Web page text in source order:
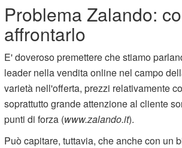
Problema Zalando:
affrontarlo
E' doveroso premettere che stiamo
leader nella vendita online nel campo
varietà nell'offerta, prezzi relativamente
soprattutto grande attenzione al cliente
punti di forza (www.zalando.it).
Può capitare, tuttavia, che anche con un